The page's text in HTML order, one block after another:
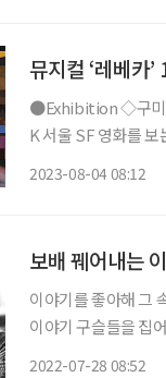
뮤지컬 ‘레베카
●Exhibition ◇구미호 혹은 우리를 호리는 것들 이야기 일정 10월 12일까지 장소 스페이스
K 서울 SF 영화를 보
2023-08-04 08:12
보배 꿰어내는
이야기를 좋아해 그
이야기 구슬들을 집
2022-07-28 08:52